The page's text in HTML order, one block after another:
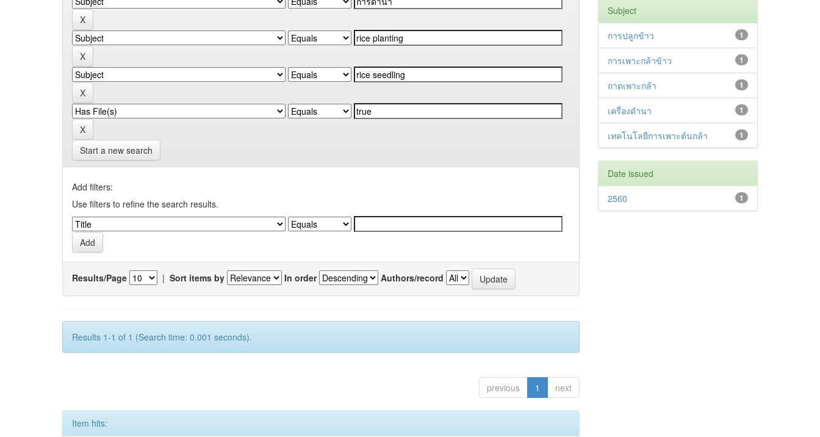
Start a new search
Add filters:
Use filters to refine the search results.
Results/Page | Sort items by In order Authors/record
Results 1-1 of 1 (Search time: 0.001 seconds).
previous 1 next
Item hits:
Subject
1
การปลูกข้าว
1
การเพาะกล้าข้าว
1
ถาดเพาะกล้า
1
เครื่องดำนา
1
เทคโนโลยีการเพาะต้นกล้า
Date issued
1
2560